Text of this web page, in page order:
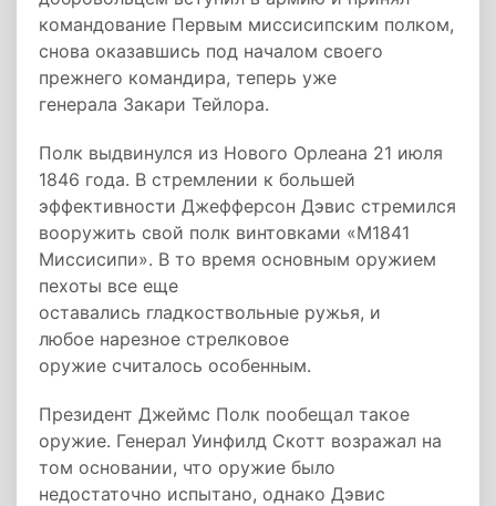
командование Первым миссисипским полком,
снова оказавшись под началом своего
прежнего командира, теперь уже
генерала Закари Тейлора.
Полк выдвинулся из Нового Орлеана 21 июля
1846 года. В стремлении к большей
эффективности Джефферсон Дэвис стремился
вооружить свой полк винтовками «M1841
Миссисипи». В то время основным оружием
пехоты все еще
оставались гладкоствольные ружья, и
любое нарезное стрелковое
оружие считалось особенным.
Президент Джеймс Полк пообещал такое
оружие. Генерал Уинфилд Скотт возражал на
том основании, что оружие было
недостаточно испытано, однако Дэвис